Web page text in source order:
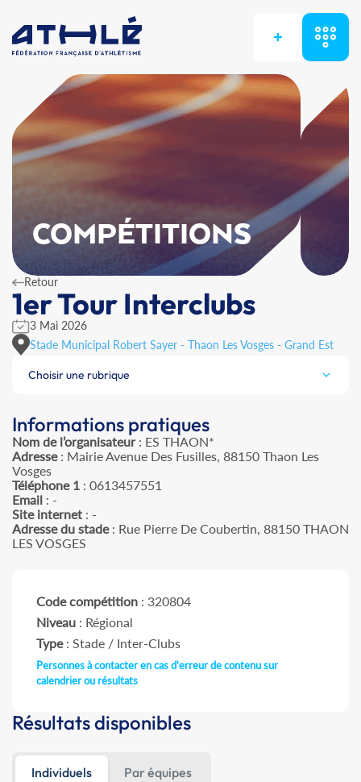
+
COMPÉTITIONS
Retour
1er Tour Interclubs
3 Mai 2026
Stade Municipal Robert Sayer - Thaon Les Vosges - Grand Est
Choisir une rubrique
Informations pratiques
Nom de l’organisateur: ES THAON*
Adresse: Mairie Avenue Des Fusilles, 88150 Thaon Les
Vosges
Téléphone 1 : 0613457551
Email : -
Site internet : -
Adresse du stade: Rue Pierre De Coubertin, 88150 THAON
LES VOSGES
Code compétition : 320804
Niveau : Régional
Type: Stade / Inter-Clubs
Personnes à contacter en cas d'erreur de contenu sur
calendrier ou résultats
Résultats disponibles
Individuels Par équipes